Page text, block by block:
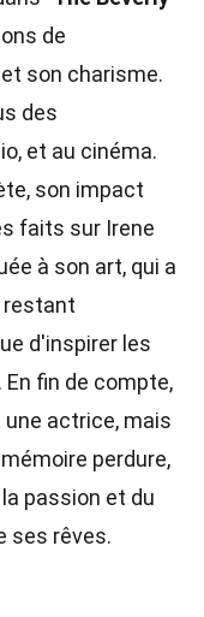
de
son charisme.
des
et au cinéma.
son impact
faits sur Irene
à son art, qui a
restant
d'inspirer les
fin de compte,
actrice, mais
perdure,
passion et du
ses rêves.